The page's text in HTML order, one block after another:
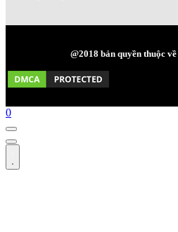
@2018 bản quyền thuộc về
0